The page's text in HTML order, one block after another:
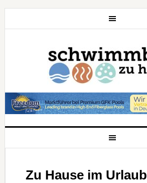
Zu Hause im Urlaub